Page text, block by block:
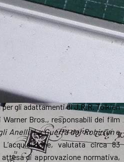
gli adattamenti di J.R.R. Tolkien
Bros., responsabili dei film
Anelli,La Guerra dei Rohirrime
valutata circa 83
di approvazione normativa,